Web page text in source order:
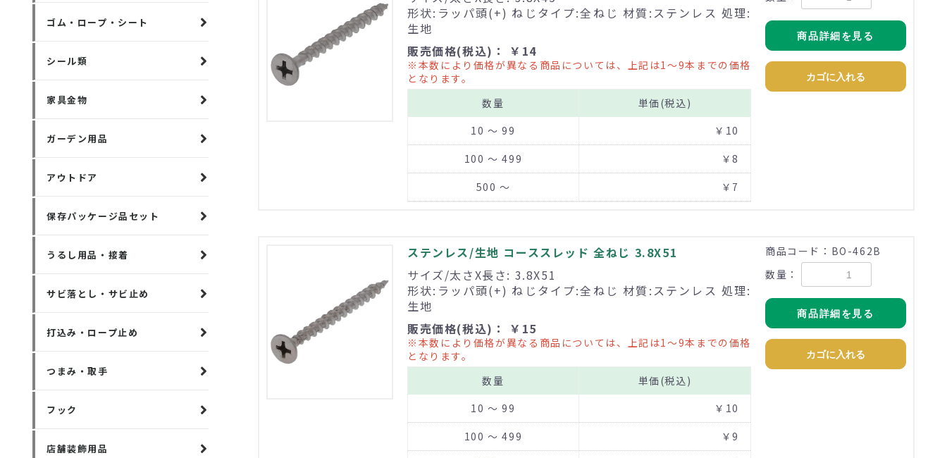
ゴム・ロープ・シート
シール類
家具金物
ガーデン用品
アウトドア
保存パッケージ品セット
うるし用品・接着
サビ落とし・サビ止め
打込み・ロープ止め
つまみ・取手
フック
店舗装飾用品
形状:ラッパ頭(+) ねじタイプ:全ねじ 材質:ステンレス 処理:
生地
販売価格(税込)： ￥14
※本数により価格が異なる商品については、上記は1～9本までの価格
となります。
数量
単価(税込)
10 ～ 99
￥10
100 ～ 499
￥8
500 ～
￥7
商品詳細を見る
カゴに入れる
ステンレス/生地 コーススレッド 全ねじ 3.8X51
サイズ/太さX長さ: 3.8X51
形状:ラッパ頭(+) ねじタイプ:全ねじ 材質:ステンレス 処理:
生地
販売価格(税込)： ￥15
※本数により価格が異なる商品については、上記は1～9本までの価格
となります。
数量
単価(税込)
10 ～ 99
￥10
100 ～ 499
￥9
商品コード：BO-462B
数量：
商品詳細を見る
カゴに入れる